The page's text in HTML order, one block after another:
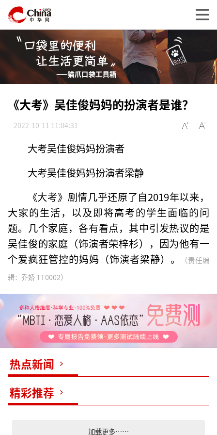
《大考》吴佳俊妈妈的扮演者是谁？
2022-10-11 11:04:31
大考吴佳俊妈妈扮演者
大考吴佳俊妈妈扮演者梁静
《大考》剧情几乎还原了自2019年以来，
大家的生活，以及即将高考的学生面临的问
题。几个家庭，各有看点，其中引发热议的是
吴佳俊的家庭（饰演者荣梓杉），因为他有一
个爱疯狂管控的妈妈（饰演者梁静）。
（责任编
辑：乔娇 TT0002）
热点新闻
精彩推荐
加载更多……